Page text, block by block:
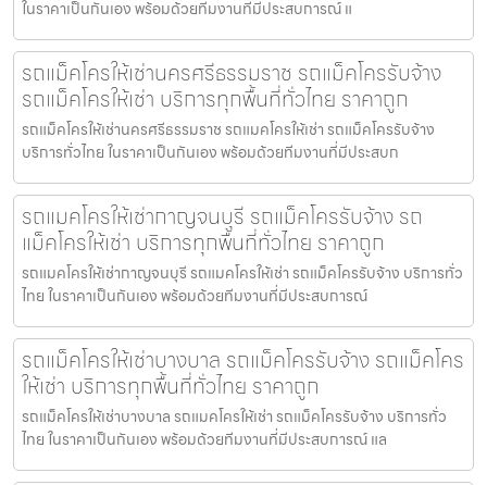
ในราคาเป็นกันเอง พร้อมด้วยทีมงานที่มีประสบการณ์ แ
รถแม็คโครให้เช่านครศรีธรรมราช รถแม็คโครรับจ้าง
รถแม็คโครให้เช่า บริการทุกพื้นที่ทั่วไทย ราคาถูก
รถแม็คโครให้เช่านครศรีธรรมราช รถแมคโครให้เช่า รถแม็คโครรับจ้าง
บริการทั่วไทย ในราคาเป็นกันเอง พร้อมด้วยทีมงานที่มีประสบก
รถแมคโครให้เช่ากาญจนบุรี รถแม็คโครรับจ้าง รถ
แม็คโครให้เช่า บริการทุกพื้นที่ทั่วไทย ราคาถูก
รถแมคโครให้เช่ากาญจนบุรี รถแมคโครให้เช่า รถแม็คโครรับจ้าง บริการทั่ว
ไทย ในราคาเป็นกันเอง พร้อมด้วยทีมงานที่มีประสบการณ์
รถแม็คโครให้เช่าบางบาล รถแม็คโครรับจ้าง รถแม็คโคร
ให้เช่า บริการทุกพื้นที่ทั่วไทย ราคาถูก
รถแม็คโครให้เช่าบางบาล รถแมคโครให้เช่า รถแม็คโครรับจ้าง บริการทั่ว
ไทย ในราคาเป็นกันเอง พร้อมด้วยทีมงานที่มีประสบการณ์ แล